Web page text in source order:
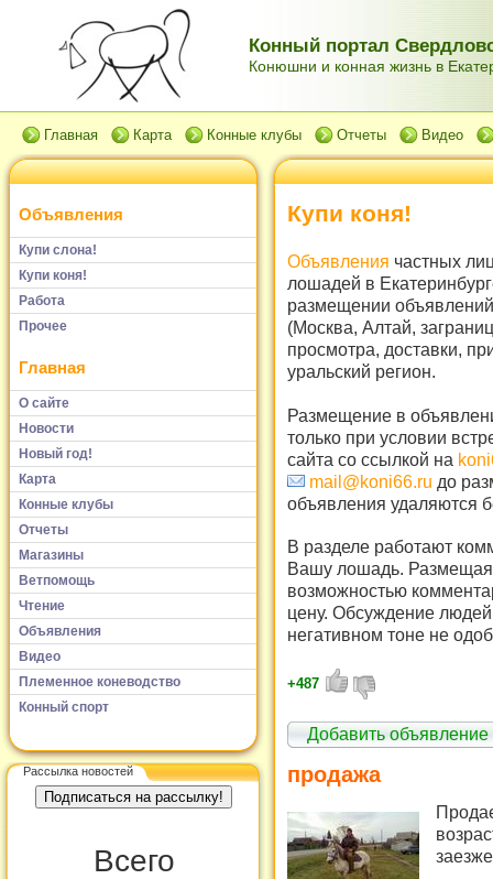
Конный портал
Конюшни и конная жизнь в
Главная Карта Конные клубы Отчеты Видео
Объявления
Купи слона!
Купи коня!
Работа
Прочее
Главная
О сайте
Новости
Новый год!
Карта
Конные клубы
Отчеты
Магазины
Ветпомощь
Чтение
Объявления
Видео
Племенное коневодство
Конный спорт
Рассылка новостей
Всего
Купи коня!
Объявления частных
лошадей в
размещении
(Москва, Алтай,
просмотра, доставки,
уральский регион.
Размещение в
только при условии
сайта со ссылкой на
mail@koni66.ru до
объявления удаляются
В разделе работают
Вашу лошадь. Размещая
возможностью
цену. Обсуждение
негативном тоне не
+487
Добавить объявление
продажа